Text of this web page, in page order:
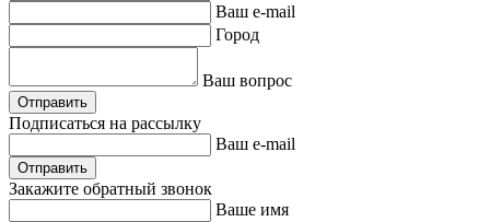
Ваш e-mail
Город
Ваш вопрос
Отправить
Подписаться на рассылку
Ваш e-mail
Отправить
Закажите обратный звонок
Ваше имя